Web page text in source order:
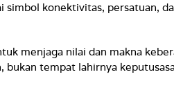
konektivitas, persatuan,
menjaga nilai dan makna
tempat lahirnya